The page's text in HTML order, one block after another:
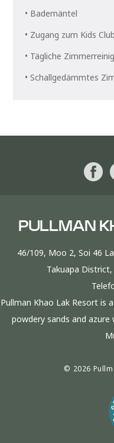
• Bademäntel
• Zugang zum Kids Club
• Tägliche
• Schallgedämmtes
PULLMAN
46/109, Moo 2, Soi 46
Takuapa
Pullman Khao Lak Resort is
powdery sands and
© 2026